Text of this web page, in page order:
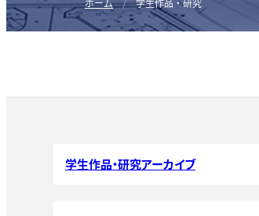
ホーム 学生作品・研究
学生作品・研究アーカイブ